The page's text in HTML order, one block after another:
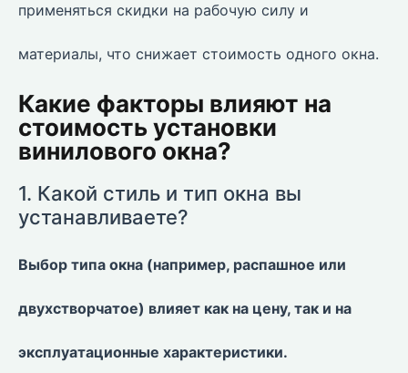
применяться скидки на рабочую силу и
материалы, что снижает стоимость одного окна.
Какие факторы влияют на
стоимость установки
винилового окна?
1. Какой стиль и тип окна вы
устанавливаете?
Выбор типа окна (например, распашное или
двухстворчатое) влияет как на цену, так и на
эксплуатационные характеристики.